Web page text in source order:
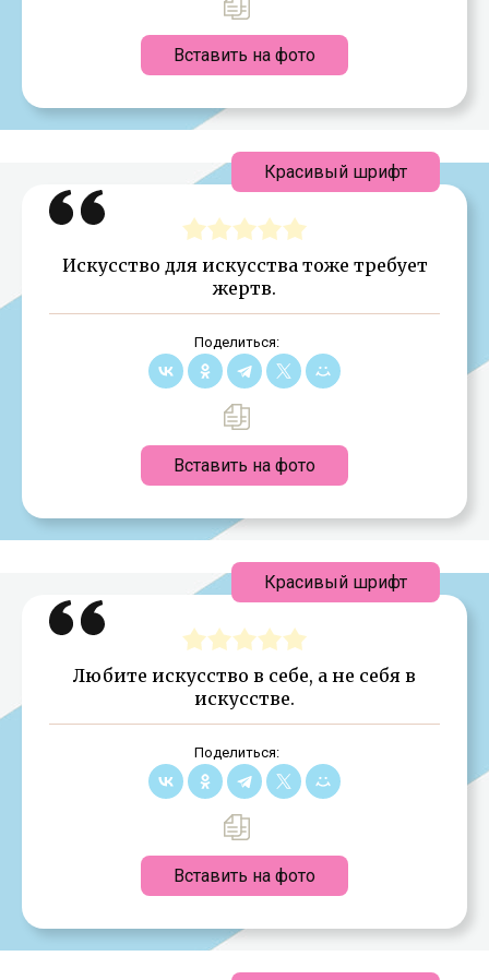
Вставить на фото
Искусство для искусства тоже требует
жертв.
Поделиться:
Вставить на фото
Красивый шрифт
Любите искусство в себе, а не себя в
искусстве.
Поделиться:
Вставить на фото
Красивый шрифт